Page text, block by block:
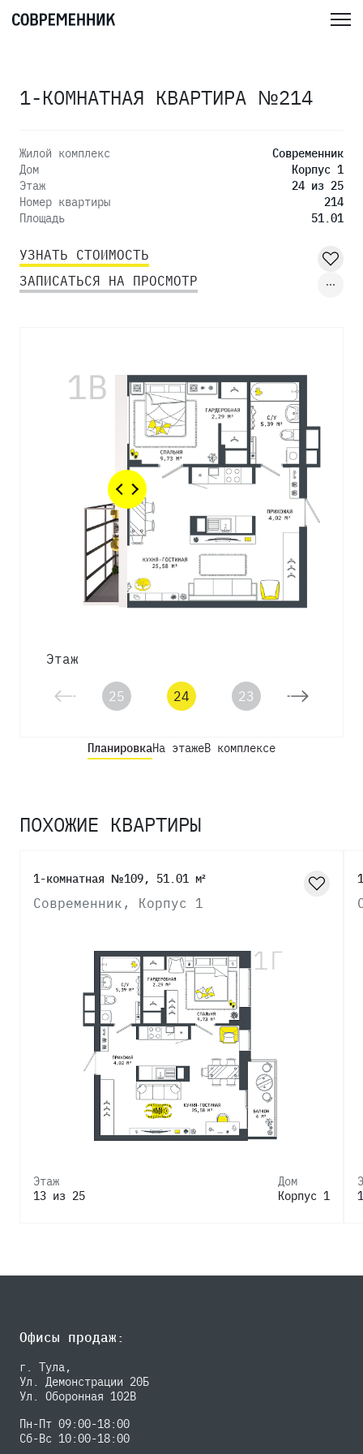
1-КОМНАТНАЯ КВАРТИРА №214
Жилой комплекс
Современник
Дом
Корпус 1
Этаж
24 из 25
Номер квартиры
214
Площадь
51.01
УЗНАТЬ СТОИМОСТЬ
ЗАПИСАТЬСЯ НА ПРОСМОТР
Этаж
25 24 23 22
ПланировкаНа этажеВ комплексе
ПОХОЖИЕ КВАРТИРЫ
1-комнатная №109, 51.01 м²
Современник, Корпус 1
Этаж
13 из 25
Дом
Корпус 1
Офисы продаж:
г. Тула,
Ул. Демонстрации 20Б
Ул. Оборонная 102В
Пн-Пт 09:00-18:00
Сб-Вс 10:00-18:00